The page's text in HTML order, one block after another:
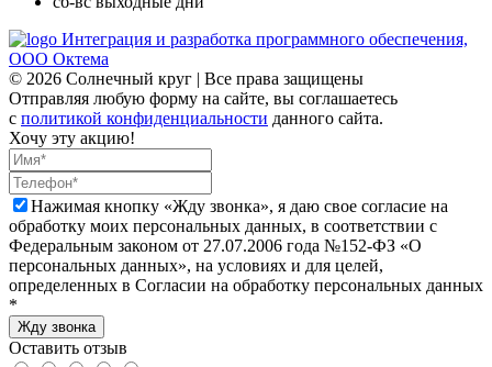
Интеграция и разработка программного обеспечения,
ООО Октема
© 2026 Солнечный круг | Все права защищены
Отправляя любую форму на сайте, вы соглашаетесь
с политикой конфиденциальности данного сайта.
Хочу эту акцию!
Нажимая кнопку «Жду звонка», я даю свое согласие на
обработку моих персональных данных, в соответствии с
Федеральным законом от 27.07.2006 года №152-ФЗ «О
персональных данных», на условиях и для целей,
определенных в Согласии на обработку персональных данных
*
Жду звонка
Оставить отзыв